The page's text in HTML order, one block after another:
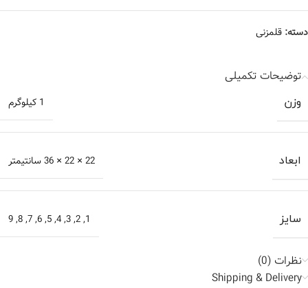
دسته: قلمزنی
توضیحات تکمیلی
وزن 1 کیلوگرم
ابعاد 22 × 22 × 36 سانتیمتر
سایز 1
,
2
,
3
,
4
,
5
,
6
,
7
,
8
,
9
نظرات (0)
Shipping & Delivery